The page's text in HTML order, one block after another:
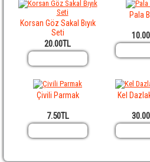
Korsan Göz Sakal Bıyık
Seti
20.00TL
Pala
Çivili Parmak
7.50TL
Kel